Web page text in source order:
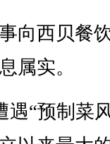
西贝餐
属实。
“预制菜